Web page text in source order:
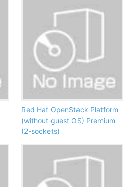
Red Hat OpenStack Platform
(without guest OS) Premium
(2-sockets)